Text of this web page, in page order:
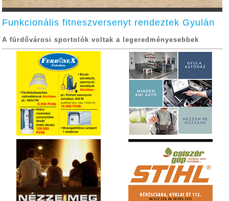
Funkcionális fitneszversenyt rendeztek Gyulán
A fürdővárosi sportolók voltak a legeredményesebbek